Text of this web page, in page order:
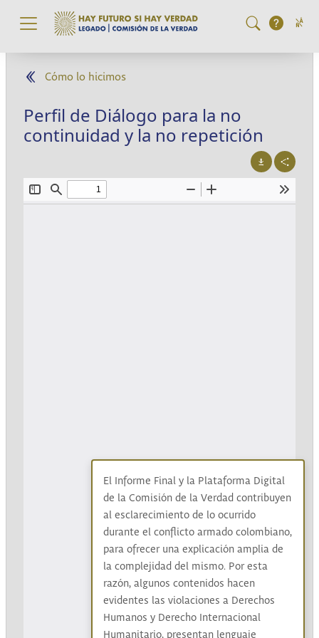
Pasar al contenido principal
Cómo lo hicimos
Perfil de Diálogo para la no
continuidad y la no repetición
El Informe Final y la Plataforma Digital
de la Comisión de la Verdad contribuyen
al esclarecimiento de lo ocurrido
durante el conflicto armado colombiano,
para ofrecer una explicación amplia de
la complejidad del mismo. Por esta
razón, algunos contenidos hacen
evidentes las violaciones a Derechos
Humanos y Derecho Internacional
Humanitario, presentan lenguaje